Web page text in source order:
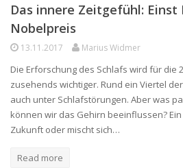
Das innere Zeitgefühl: Einst
Nobelpreis
13.11.2017 Marius Widmer
Die Erforschung des Schlafs wird für die
zusehends wichtiger. Rund ein Viertel
auch unter Schlafstörungen. Aber was
können wir das Gehirn beeinflussen?
Zukunft oder mischt sich…
Read more